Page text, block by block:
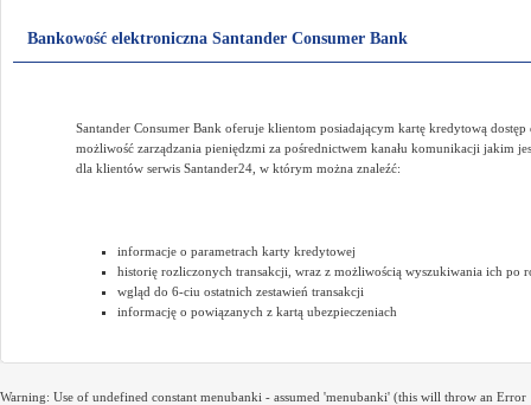
Bankowość elektroniczna Santander Consumer Bank
Santander Consumer Bank oferuje klientom posiadającym kartę kredytową
możliwość zarządzania pieniędzmi za pośrednictwem kanału komunikacji jakim
dla klientów serwis Santander24, w którym można znaleźć:
informacje o parametrach karty kredytowej
historię rozliczonych transakcji, wraz z możliwością wyszukiwania ich po
wgląd do 6-ciu ostatnich zestawień transakcji
informację o powiązanych z kartą ubezpieczeniach
Warning: Use of undefined constant menubanki - assumed 'menubanki' (this will throw an Error